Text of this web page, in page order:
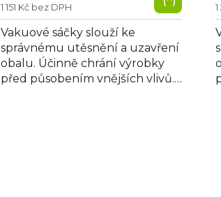
1 151 Kč bez DPH
Vakuové sáčky slouží ke
správnému utěsnění a uzavření
obalu. Účinně chrání výrobky
před působením vnějších vlivů.